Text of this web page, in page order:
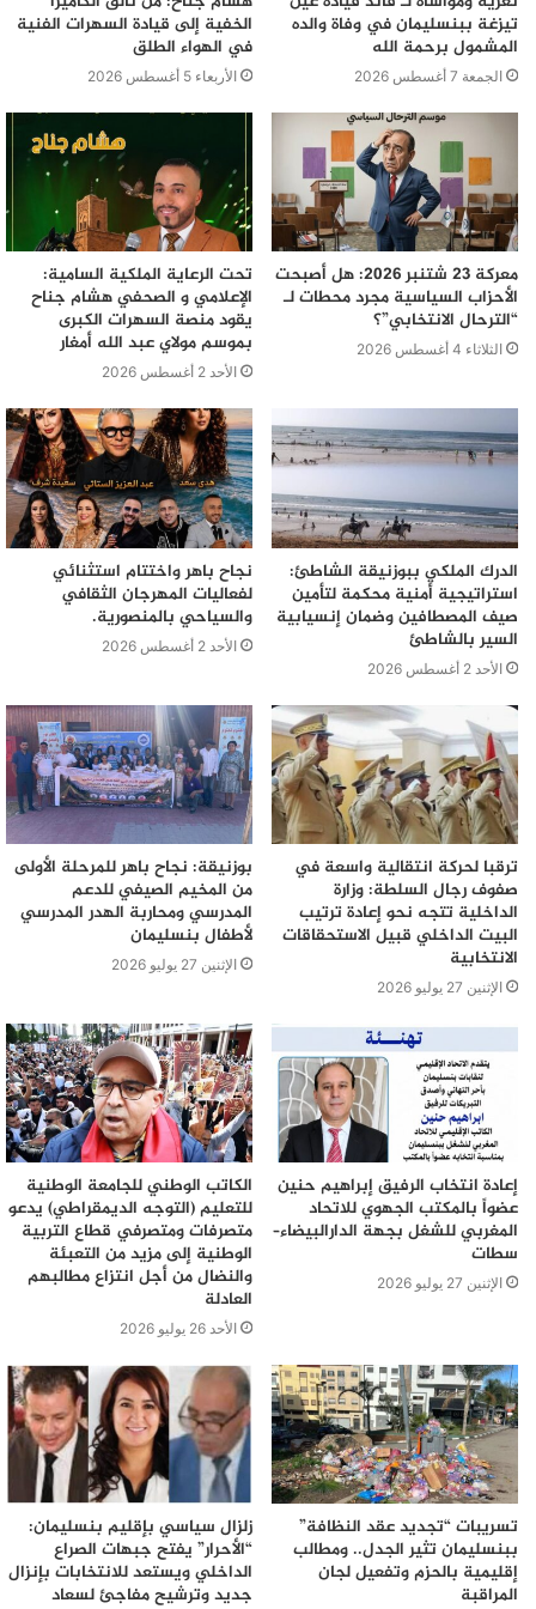
تيزغة ببنسليمان في وفاة والده
المشمول برحمة الله
الجمعة 7 أغسطس 2026
الخفية إلى قيادة السهرات الفنية
في الهواء الطلق
الأربعاء 5 أغسطس 2026
معركة 23 شتنبر 2026: هل أصبحت
الأحزاب السياسية مجرد محطات لـ
“الترحال الانتخابي”؟
الثلاثاء 4 أغسطس 2026
تحت الرعاية الملكية السامية:
الإعلامي و الصحفي هشام جناح
يقود منصة السهرات الكبرى
بموسم مولاي عبد الله أمغار
الأحد 2 أغسطس 2026
الدرك الملكي ببوزنيقة الشاطئ:
استراتيجية أمنية محكمة لتأمين
صيف المصطافين وضمان إنسيابية
السير بالشاطئ
الأحد 2 أغسطس 2026
نجاح باهر واختتام استثنائي
لفعاليات المهرجان الثقافي
والسياحي بالمنصورية.
الأحد 2 أغسطس 2026
ترقبا لحركة انتقالية واسعة في
صفوف رجال السلطة: وزارة
الداخلية تتجه نحو إعادة ترتيب
البيت الداخلي قبيل الاستحقاقات
الانتخابية
الإثنين 27 يوليو 2026
بوزنيقة: نجاح باهر للمرحلة الأولى
من المخيم الصيفي للدعم
المدرسي ومحاربة الهدر المدرسي
لأطفال بنسليمان
الإثنين 27 يوليو 2026
إعادة انتخاب الرفيق إبراهيم حنين
عضواً بالمكتب الجهوي للاتحاد
المغربي للشغل بجهة الدارالبيضاء–
سطات
الإثنين 27 يوليو 2026
الكاتب الوطني للجامعة الوطنية
للتعليم (التوجه الديمقراطي) يدعو
متصرفات ومتصرفي قطاع التربية
الوطنية إلى مزيد من التعبئة
والنضال من أجل انتزاع مطالبهم
العادلة
الأحد 26 يوليو 2026
تسريبات “تجديد عقد النظافة”
ببنسليمان تثير الجدل.. ومطالب
إقليمية بالحزم وتفعيل لجان
المراقبة
زلزال سياسي بإقليم بنسليمان:
“الأحرار” يفتح جبهات الصراع
الداخلي ويستعد للانتخابات بإنزال
جديد وترشيح مفاجئ لسعاد